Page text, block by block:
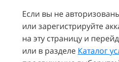
Если вы не
или зарегистрируйте
на эту страницу и
или в разделе Каталог